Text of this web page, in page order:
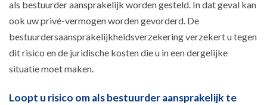
als bestuurder aansprakelijk worden gesteld. In dat geval kan
ook uw privé-vermogen worden gevorderd. De
bestuurdersaansprakelijkheidsverzekering verzekert u tegen
dit risico en de juridische kosten die u in een dergelijke
situatie moet maken.
Loopt u risico om als bestuurder aansprakelijk te